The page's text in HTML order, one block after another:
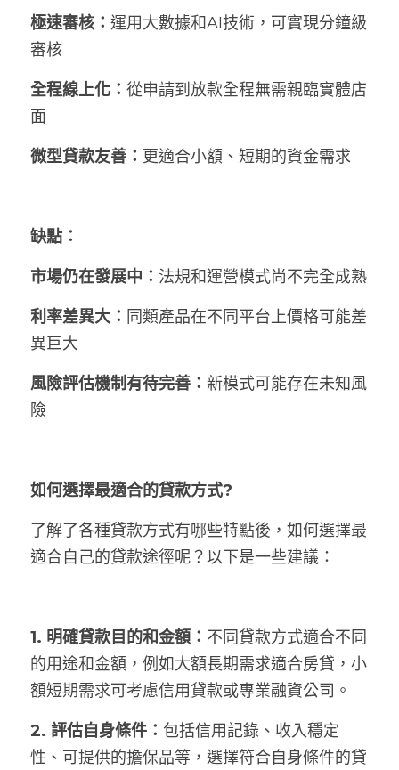
極速審核： 運用大數據和AI技術，可實現分鐘級
審核
全程線上化： 從申請到放款全程無需親臨實體店
面
微型貸款友善： 更適合小額、短期的資金需求
缺點：
市場仍在發展中： 法規和運營模式尚不完全成熟
利率差異大： 同類產品在不同平台上價格可能差
異巨大
風險評估機制有待完善： 新模式可能存在未知風
險
如何選擇最適合的貸款方式?
了解了各種貸款方式有哪些特點後，如何選擇最
適合自己的貸款途徑呢？以下是一些建議：
1. 明確貸款目的和金額： 不同貸款方式適合不同
的用途和金額，例如大額長期需求適合房貸，小
額短期需求可考慮信用貸款或專業融資公司。
2. 評估自身條件： 包括信用記錄、收入穩定
性、可提供的擔保品等，選擇符合自身條件的貸